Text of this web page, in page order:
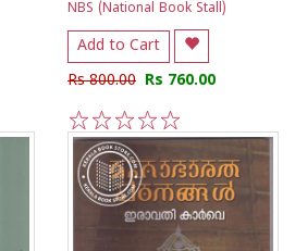
NBS (National Book Stall)
Add to Cart
Rs 800.00 Rs 760.00
5
4
3
2
1